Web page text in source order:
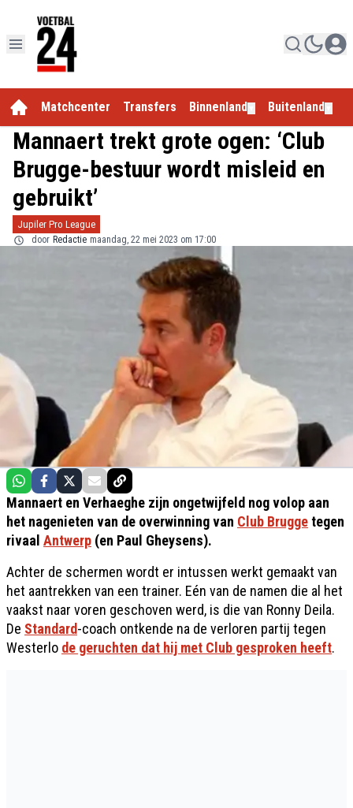
Matchcenter Transfers Binnenland Buitenland
Mannaert trekt grote ogen: ‘Club
Brugge-bestuur wordt misleid en
gebruikt’
Jupiler Pro League
door Redactie maandag, 22 mei 2023 om 17:00
Mannaert en Verhaeghe zijn ongetwijfeld nog volop aan
het nagenieten van de overwinning van Club Bruggetegen
rivaal Antwerp (en Paul Gheysens).
Achter de schermen wordt er intussen werkt gemaakt van
het aantrekken van een trainer. Eén van de namen die al het
vaakst naar voren geschoven werd, is die van Ronny Deila.
De Standard-coach ontkende na de verloren partij tegen
Westerlo de geruchten dat hij met Club gesproken heeft.